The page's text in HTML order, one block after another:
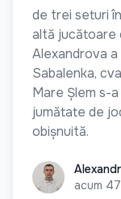
de trei seturi
altă jucătoare
Alexandrova
Sabalenka,
Mare Șlem s-
jumătate de
obișnuită.
Alexandru
acum